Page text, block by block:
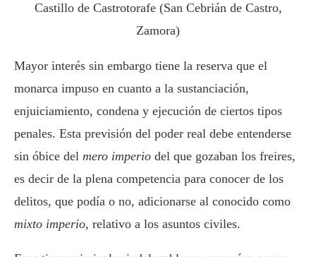
Castillo de Castrotorafe (San Cebrián de Castro,
Zamora)
Mayor interés sin embargo tiene la reserva que el
monarca impuso en cuanto a la sustanciación,
enjuiciamiento, condena y ejecución de ciertos tipos
penales. Esta previsión del poder real debe entenderse
sin óbice del mero imperio del que gozaban los freires,
es decir de la plena competencia para conocer de los
delitos, que podía o no, adicionarse al conocido como
mixto imperio, relativo a los asuntos civiles.